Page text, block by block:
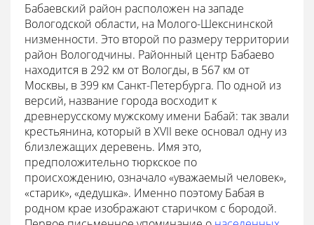
Бабаевский район расположен на западе
Вологодской области, на Молого-Шекснинской
низменности. Это второй по размеру территории
район Вологодчины. Районный центр Бабаево
находится в 292 км от Вологды, в 567 км от
Москвы, в 399 км Санкт-Петербурга. По одной из
версий, название города восходит к
древнерусскому мужскому имени Бабай: так звали
крестьянина, который в XVII веке основал одну из
близлежащих деревень. Имя это,
предположительно тюркское по
происхождению, означало «уважаемый человек»,
«старик», «дедушка». Именно поэтому Бабая в
родном крае изображают старичком с бородой.